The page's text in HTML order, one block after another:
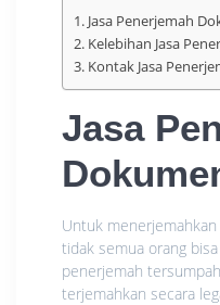
Jasa Penerjemah
Kelebihan Jasa
Kontak Jasa
Jasa
Untuk
tidak semua orang
penerjemah
terjemahkan secara